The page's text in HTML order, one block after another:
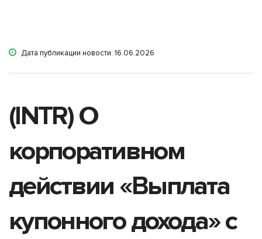
Дата публикации новости: 16.06.2026
(INTR) О
корпоративном
действии «Выплата
купонного дохода» с